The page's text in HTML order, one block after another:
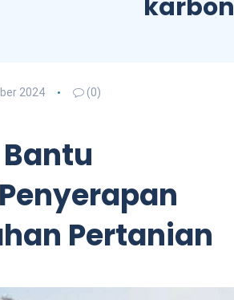
karbon
2024 (0)
Pertanian